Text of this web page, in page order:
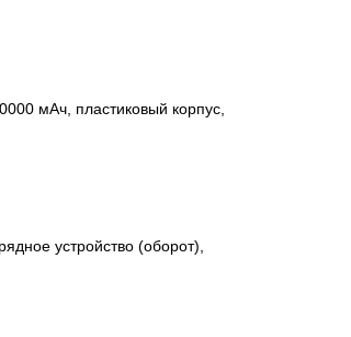
мАч, пластиковый корпус,
устройство (оборот),